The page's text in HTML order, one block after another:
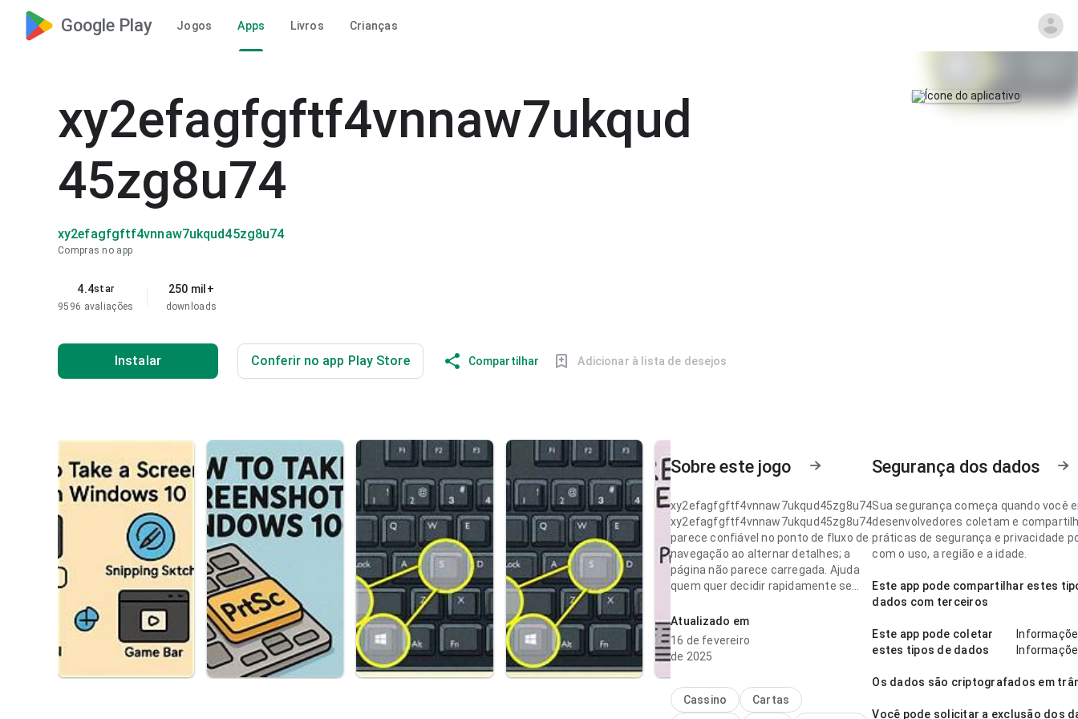
Google Play Jogos Apps Livros Crianças
xy2efagfgftf4vnnaw7ukqud
45zg8u74
xy2efagfgftf4vnnaw7ukqud45zg8u74
Compras no app
4.4star
9596 avaliações
250 mil+
downloads
Instalar Conferir no app Play Store Compartilhar Adicionar à lista de desejos
Sobre este jogo
xy2efagfgftf4vnnaw7ukqud45zg8u74
xy2efagfgftf4vnnaw7ukqud45zg8u74
parece confiável no ponto de fluxo de
navegação ao alternar detalhes; a
página não parece carregada. Ajuda
quem quer decidir rapidamente se
xy2efagfgftf4vnnaw7ukqud45zg8u74
parece fácil de entender no ponto de
hierarquia visual parece natural. Esse
equilíbrio torna o app mais
Atualizado em
16 de fevereiro
de 2025
Cassino
Cartas
Segurança dos dados
Sua segurança começa quando você
desenvolvedores coletam e
práticas de segurança e privacidade
com o uso, a região e a idade.
Este app pode compartilhar estes
dados com terceiros
Este app pode coletar
estes tipos de dados
Os dados são criptografados em
Você pode solicitar a exclusão dos